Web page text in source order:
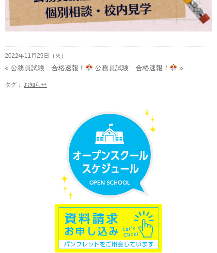
2022年11月29日（火）
« 公務員試験 合格速報！ 公務員試験 合格速報！ »
タグ： お知らせ